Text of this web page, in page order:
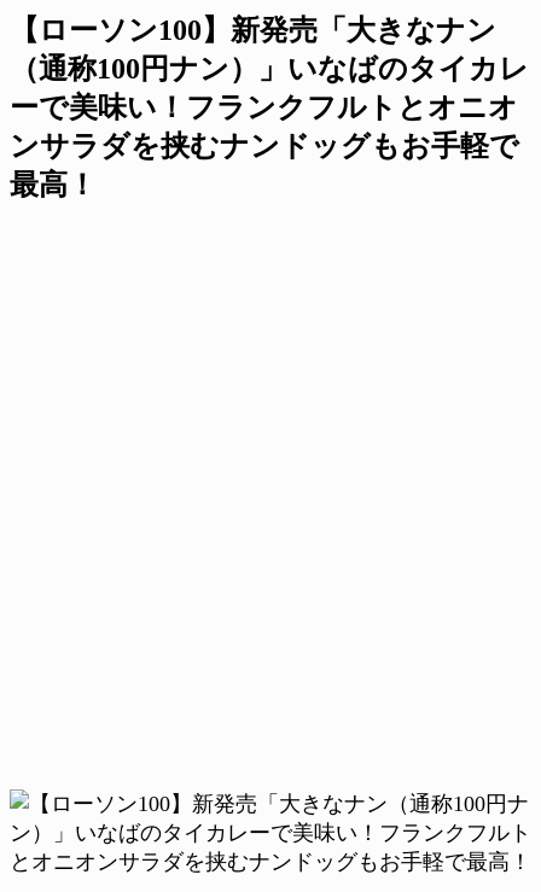
【ローソン100】新発売「大きなナン
（通称100円ナン）」いなばのタイカレ
ーで美味い！フランクフルトとオニオ
ンサラダを挟むナンドッグもお手軽で
最高！